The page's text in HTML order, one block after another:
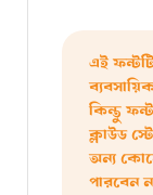
এই
কিন্তু
ক্লাউড
অন্য
পারবেন